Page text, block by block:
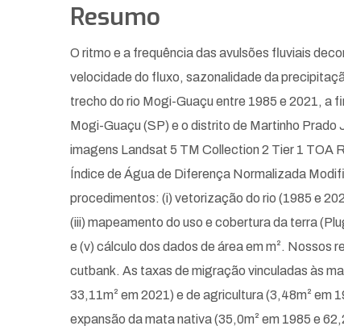
Resumo
O ritmo e a frequência das avulsões fluviais
velocidade do fluxo, sazonalidade da
trecho do rio Mogi-Guaçu entre 1985 e 2021, a
Mogi-Guaçu (SP) e o distrito de Martinho
imagens Landsat 5 TM Collection 2 Tier 1 TOA
Índice de Água de Diferença Normalizada
procedimentos: (i) vetorização do rio (1985 e
(iii) mapeamento do uso e cobertura da terra
e (v) cálculo dos dados de área em m². Nossos
cutbank. As taxas de migração vinculadas às
33,11m² em 2021) e de agricultura (3,48m² em
expansão da mata nativa (35,0m² em 1985 e